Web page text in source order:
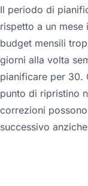
Il periodo di
rispetto a un
budget mensili
giorni alla volta
pianificare per 30.
punto di ripristino
correzioni
successivo